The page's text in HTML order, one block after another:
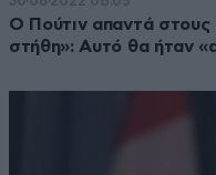
Ο Πούτιν απαντά στους
στήθη»: Αυτό θα ήταν